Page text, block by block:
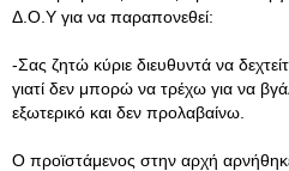
Δ.Ο.Υ για να παραπονεθεί:
-Σας ζητώ κύριε διευθυντά να
γιατί δεν μπορώ να τρέχω για να
εξωτερικό και δεν προλαβαίνω.
Ο προϊστάμενος στην αρχή